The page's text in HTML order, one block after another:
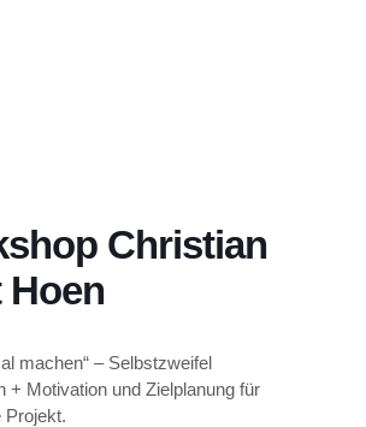
Christian
Hoen
machen“ – Selbstzweifel
+ Motivation und Zielplanung für
Projekt.